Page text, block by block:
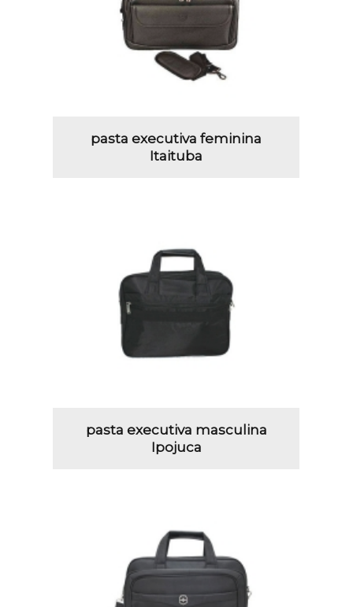
pasta executiva feminina
Itaituba
pasta executiva masculina
Ipojuca